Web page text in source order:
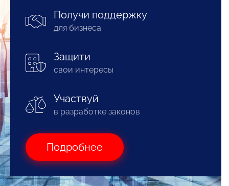
Получи поддержку
для бизнеса
Защити
свои интересы
Участвуй
в разработке законов
Подробнее